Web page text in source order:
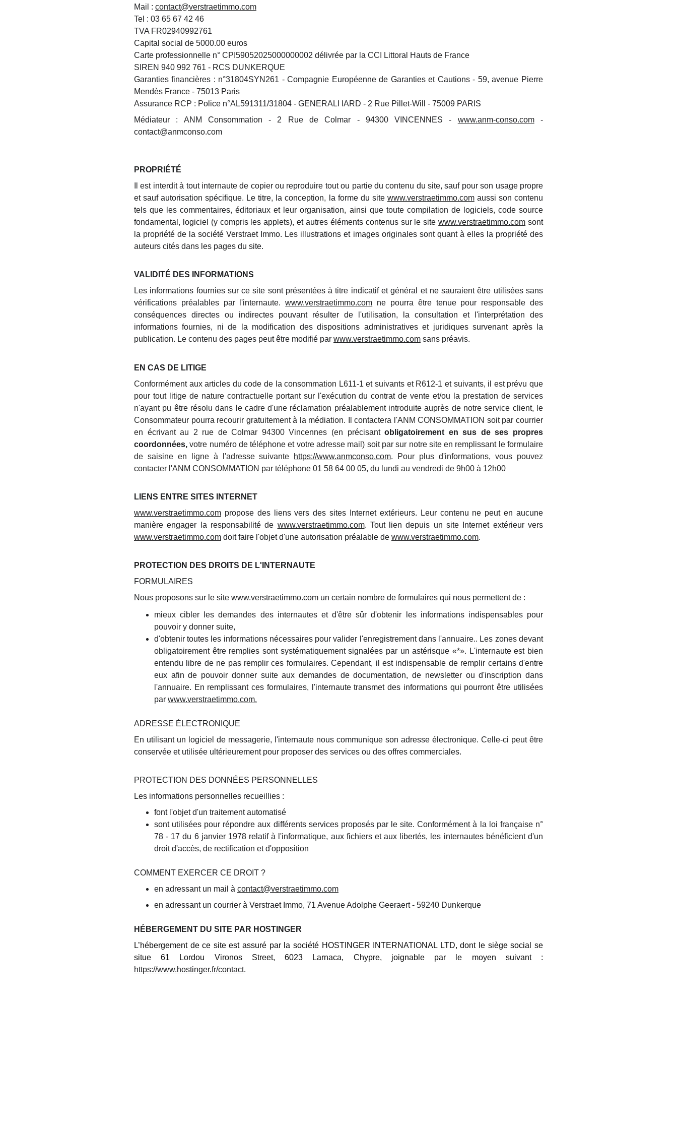
Mail : contact@verstraetimmo.com
Tel : 03 65 67 42 46
TVA FR02940992761
Capital social de 5000.00 euros
Carte professionnelle n° CPI59052025000000002 délivrée par la CCI Littoral Hauts de France
SIREN 940 992 761 - RCS DUNKERQUE
Garanties financières : n°31804SYN261 - Compagnie Européenne de Garanties et Cautions - 59, avenue Pierre
Mendès France - 75013 Paris
Assurance RCP : Police n°AL591311/31804 - GENERALI IARD - 2 Rue Pillet-Will - 75009 PARIS
Médiateur : ANM Consommation - 2 Rue de Colmar - 94300 VINCENNES - www.anm-conso.com-
contact@anmconso.com
PROPRIÉTÉ
Il est interdit à tout internaute de copier ou reproduire tout ou partie du contenu du site, sauf pour son usage propre
et sauf autorisation spécifique. Le titre, la conception, la forme du site www.verstraetimmo.comaussi son contenu
tels que les commentaires, éditoriaux et leur organisation, ainsi que toute compilation de logiciels, code source
fondamental, logiciel (y compris les applets), et autres éléments contenus sur le sitewww.verstraetimmo.com sont
la propriété de la société Verstraet Immo. Les illustrations et images originales sont quant à elles la propriété des
auteurs cités dans les pages du site.
VALIDITÉ DES INFORMATIONS
Les informations fournies sur ce site sont présentées à titre indicatif et général et ne sauraient être utilisées sans
vérifications préalables par l'internaute.www.verstraetimmo.com ne pourra être tenue pour responsable des
conséquences directes ou indirectes pouvant résulter de l'utilisation, la consultation et l'interprétation des
informations fournies, ni de la modification des dispositions administratives et juridiques survenant après la
publication. Le contenu des pages peut être modifié par www.verstraetimmo.comsans préavis.
EN CAS DE LITIGE
Conformément aux articles du code de la consommation L611-1 et suivants et R612-1 et suivants, il est prévu que
pour tout litige de nature contractuelle portant sur l'exécution du contrat de vente et/ou la prestation de services
n'ayant pu être résolu dans le cadre d'une réclamation préalablement introduite auprès de notre service client, le
Consommateur pourra recourir gratuitement à la médiation. Il contactera l'ANM CONSOMMATION soit par courrier
en écrivant au 2 rue de Colmar 94300 Vincennes (en précisantobligatoirement en sus de ses propres
coordonnées,votre numéro de téléphone et votre adresse mail) soit par sur notre site en remplissant le formulaire
de saisine en ligne à l'adresse suivante https://www.anmconso.com. Pour plus d'informations, vous pouvez
contacter l'ANM CONSOMMATION par téléphone 01 58 64 00 05, du lundi au vendredi de 9h00 à 12h00
LIENS ENTRE SITES INTERNET
www.verstraetimmo.compropose des liens vers des sites Internet extérieurs. Leur contenu ne peut en aucune
manière engager la responsabilité de www.verstraetimmo.com. Tout lien depuis un site Internet extérieur vers
www.verstraetimmo.comdoit faire l'objet d'une autorisation préalable de www.verstraetimmo.com.
PROTECTION DES DROITS DE L'INTERNAUTE
FORMULAIRES
Nous proposons sur le site www.verstraetimmo.com un certain nombre de formulaires qui nous permettent de :
mieux cibler les demandes des internautes et d'être sûr d'obtenir les informations indispensables pour
pouvoir y donner suite,
d'obtenir toutes les informations nécessaires pour valider l'enregistrement dans l'annuaire.. Les zones devant
obligatoirement être remplies sont systématiquement signalées par un astérisque «*». L'internaute est bien
entendu libre de ne pas remplir ces formulaires. Cependant, il est indispensable de remplir certains d'entre
eux afin de pouvoir donner suite aux demandes de documentation, de newsletter ou d'inscription dans
l'annuaire. En remplissant ces formulaires, l'internaute transmet des informations qui pourront être utilisées
par www.verstraetimmo.com.
ADRESSE ÉLECTRONIQUE
En utilisant un logiciel de messagerie, l'internaute nous communique son adresse électronique. Celle-ci peut être
conservée et utilisée ultérieurement pour proposer des services ou des offres commerciales.
PROTECTION DES DONNÉES PERSONNELLES
Les informations personnelles recueillies :
font l'objet d'un traitement automatisé
sont utilisées pour répondre aux différents services proposés par le site. Conformément à la loi française n°
78 - 17 du 6 janvier 1978 relatif à l'informatique, aux fichiers et aux libertés, les internautes bénéficient d'un
droit d'accès, de rectification et d'opposition
COMMENT EXERCER CE DROIT ?
en adressant un mail à contact@verstraetimmo.com
en adressant un courrier à Verstraet Immo, 71 Avenue Adolphe Geeraert - 59240 Dunkerque
HÉBERGEMENT DU SITE PAR HOSTINGER
L’hébergement de ce site est assuré par la société HOSTINGER INTERNATIONAL LTD, dont le siège social se
situe 61 Lordou Vironos Street, 6023 Larnaca, Chypre, joignable par le moyen suivant :
https://www.hostinger.fr/contact.